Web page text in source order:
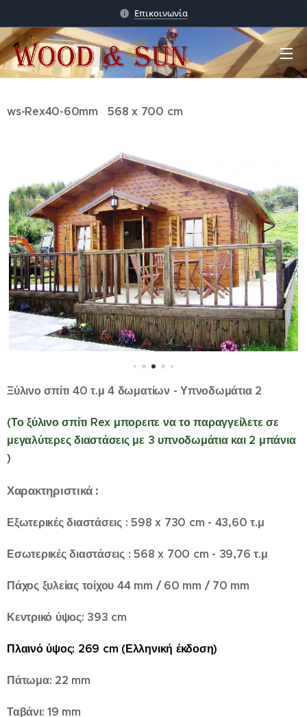
Επικοινωνία
ws-Rex40-60mm 568 x 700 cm
Ξύλινο σπίτι 40 τ.μ 4 δωματίων - Υπνοδωμάτια 2
(Το ξύλινο σπίτι Rex μπορειτε να το παραγγείλετε σε
μεγαλύτερες διαστάσεις με 3 υπνοδωμάτια και 2 μπάνια
)
Χαρακτηριστικά :
Εξωτερικές διαστάσεις : 598 x 730 cm - 43,60 τ.μ
Εσωτερικές διαστάσεις : 568 x 700 cm - 39,76 τ.μ
Πάχος ξυλείας τοίχου 44 mm / 60 mm / 70 mm
Κεντρικό ύψος: 393 cm
Πλαινό ύψος: 269 cm (Ελληνική έκδοση)
Πάτωμα: 22 mm
Ταβάνι: 19 mm